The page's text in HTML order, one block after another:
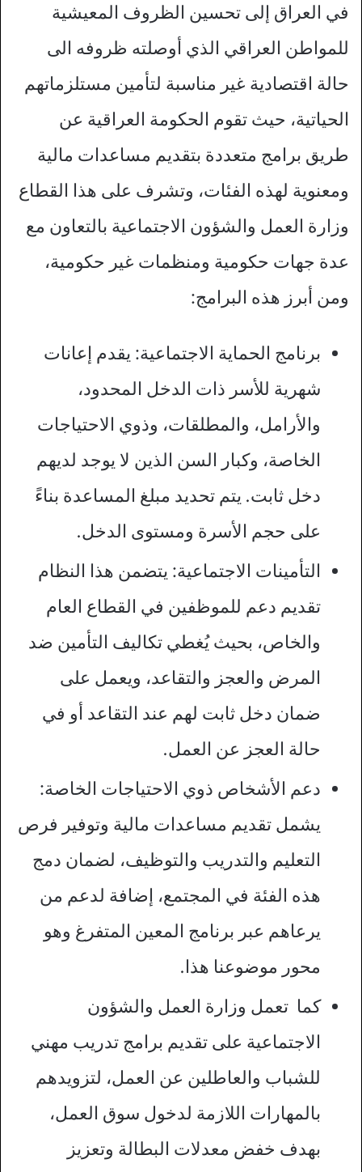
في العراق إلى تحسين الظروف المعيشية
للمواطن العراقي الذي أوصلته ظروفه الى
حالة اقتصادية غير مناسبة لتأمين مستلزماتهم
الحياتية، حيث تقوم الحكومة العراقية عن
طريق برامج متعددة بتقديم مساعدات مالية
ومعنوية لهذه الفئات، وتشرف على هذا القطاع
وزارة العمل والشؤون الاجتماعية بالتعاون مع
عدة جهات حكومية ومنظمات غير حكومية،
ومن أبرز هذه البرامج:
برنامج الحماية الاجتماعية: يقدم إعانات
شهرية للأسر ذات الدخل المحدود،
والأرامل، والمطلقات، وذوي الاحتياجات
الخاصة، وكبار السن الذين لا يوجد لديهم
دخل ثابت. يتم تحديد مبلغ المساعدة بناءً
على حجم الأسرة ومستوى الدخل.
التأمينات الاجتماعية: يتضمن هذا النظام
تقديم دعم للموظفين في القطاع العام
والخاص، بحيث يُغطي تكاليف التأمين ضد
المرض والعجز والتقاعد، ويعمل على
ضمان دخل ثابت لهم عند التقاعد أو في
حالة العجز عن العمل.
دعم الأشخاص ذوي الاحتياجات الخاصة:
يشمل تقديم مساعدات مالية وتوفير فرص
التعليم والتدريب والتوظيف، لضمان دمج
هذه الفئة في المجتمع، إضافة لدعم من
يرعاهم عبر برنامج المعين المتفرغ وهو
محور موضوعنا هذا.
كما تعمل وزارة العمل والشؤون
الاجتماعية على تقديم برامج تدريب مهني
للشباب والعاطلين عن العمل، لتزويدهم
بالمهارات اللازمة لدخول سوق العمل،
بهدف خفض معدلات البطالة وتعزيز